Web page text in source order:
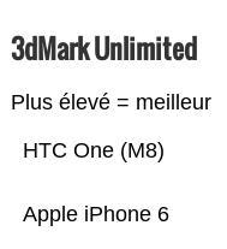
3dMark Unlimited
Plus élevé = meilleur
Apple iPhone 6
HTC One (M8)